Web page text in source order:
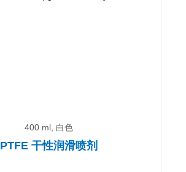
400 ml, 白色
PTFE 干性润滑喷剂